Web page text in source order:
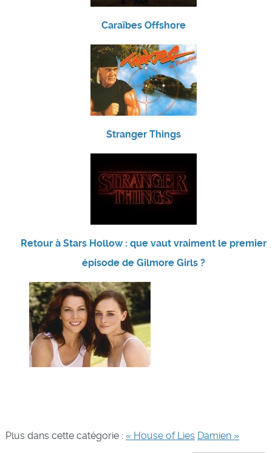
Caraïbes Offshore
Stranger Things
Retour à Stars Hollow : que vaut vraiment le premier
épisode de Gilmore Girls ?
Plus dans cette catégorie : « House of Lies Damien »